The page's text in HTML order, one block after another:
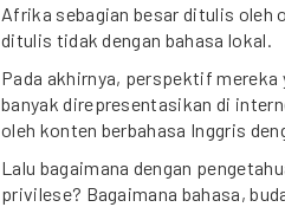
Afrika sebagian besar ditulis oleh
ditulis tidak dengan bahasa lokal.
Pada akhirnya, perspektif
banyak direpresentasikan di
oleh konten berbahasa Inggris
Lalu bagaimana dengan
privilese? Bagaimana bahasa,